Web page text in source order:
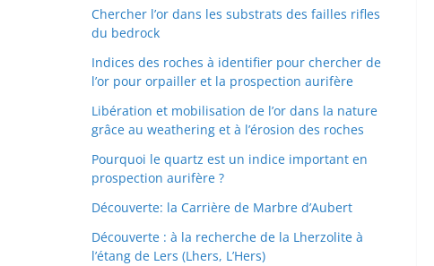
Chercher l’or dans les substrats des failles rifles
du bedrock
Indices des roches à identifier pour chercher de
l’or pour orpailler et la prospection aurifère
Libération et mobilisation de l’or dans la nature
grâce au weathering et à l’érosion des roches
Pourquoi le quartz est un indice important en
prospection aurifère ?
Découverte: la Carrière de Marbre d’Aubert
Découverte : à la recherche de la Lherzolite à
l’étang de Lers (Lhers, L’Hers)